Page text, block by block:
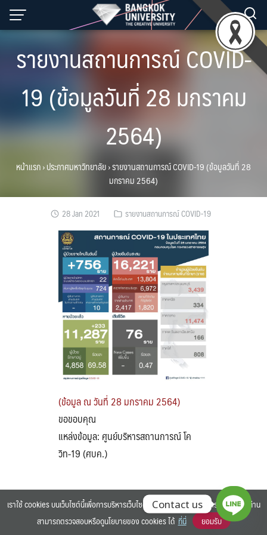
Skip
Search
รายงานสถานการณ์ COVID-
19 (ข้อมูลวันที่ 28 มกราคม
2564)
หน้าแรก›ประกาศมหาวิทยาลัย›รายงานสถานการณ์ COVID-19 (ข้อมูลวันที่ 28
มกราคม 2564)
28 Jan 2021 รายงานสถานการณ์ COVID-19
(ข้อมูล ณ วันที่ 28 มกราคม 2564)
ขอขอบคุณ
แหล่งข้อมูล: ศูนย์บริหารสถานการณ์ โค
วิท-19 (ศบค.)
©2025 BANGKOK UNIVERSITY. ALL RIGHTS RESERVED.
เราใช้ cookies บนเว็บไซต์นี้เพื่อการบริหารเว็บไซต์ และเพิ่มประสิทธิภาพการใช้งานของท่าน
สามารถตรวจสอบหรือดูนโยบายของ cookies ได้ ที่นี่ ยอมรับ
Contact us